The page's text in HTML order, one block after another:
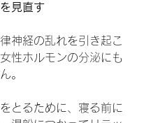
見直す
神経の乱れを引き起こ
性ホルモンの分泌にも
。
とるために、寝る前に